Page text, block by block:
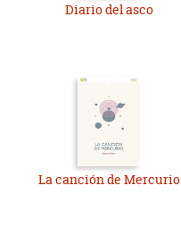
Diario del asco
La canción de Mercurio